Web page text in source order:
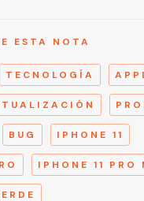
ESTA NOTA
TECNOLOGÍA
BUG IPHONE 11
IPHONE 11 PRO